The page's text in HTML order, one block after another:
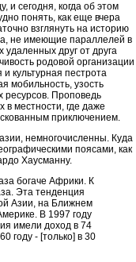
и сегодня, когда об этом
понять, как еще вчера
взглянуть на историю
не имеющие параллелей в
друг от друга
родовой организации
культурная пестрота
мобильность, узость
ресурсов. Проповедь
местности, где даже
приключением.
немногочисленны. Куда
поясами, как
Хаусманну.
богаче Африки. К
Эта тенденция
Азии, на Ближнем
В 1997 году
имели доход в 74
году - [только] в 30